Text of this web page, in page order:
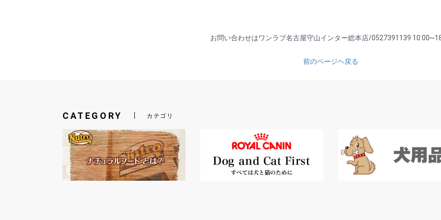
お問い合わせはワンラブ名古屋守山インター総本店/0527391139
前のページヘ戻る
CATEGORY カテゴリ